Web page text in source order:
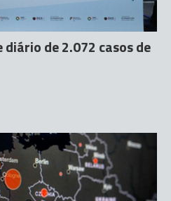
de 2.072 casos de